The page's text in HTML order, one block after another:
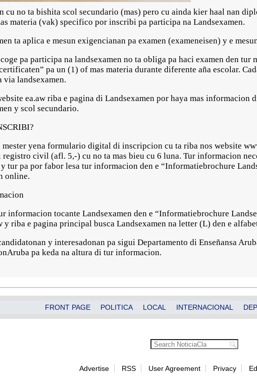
cu no ta bishita scol secundario (mas) pero cu ainda kier haal nan
materia (vak) specifico por inscribi pa participa na Landsexamen.
ta aplica e mesun exigencianan pa examen (exameneisen) y e
pa participa na landsexamen no ta obliga pa haci examen den tur
pa un (1) of mas materia durante diferente aña escolar.
via landsexamen.
ea.aw riba e pagina di Landsexamen por haya mas informacion
y scol secundario.
yena formulario digital di inscripcion cu ta riba nos website
civil (afl. 5,-) cu no ta mas bieu cu 6 luna. Tur informacion
tur pa por fabor lesa tur informacion den e “Informatiebrochure
online.
informacion tocante Landsexamen den e “Informatiebrochure
y riba e pagina principal busca Landsexamen na letter (L) den e
y interesadonan pa sigui Departamento di Enseñansa
pa keda na altura di tur informacion.
FRONT PAGE POLITICA LOCAL INTERNACIONAL
Advertise RSS User Agreement Privacy